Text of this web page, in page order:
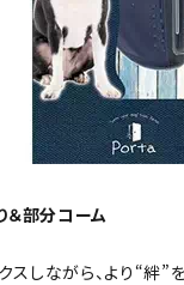
部分コーム
スしながら、より“絆